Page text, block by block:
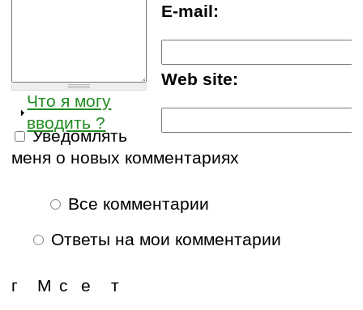
E-mail:
Web site:
Что я могу
вводить ?
Уведомлять
меня о новых комментариях
Все комментарии
Ответы на мои комментарии
М
г т
с е